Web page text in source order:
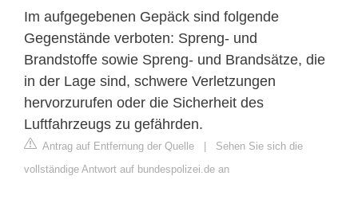
Im aufgegebenen Gepäck sind folgende
Gegenstände verboten: Spreng- und
Brandstoffe sowie Spreng- und Brandsätze, die
in der Lage sind, schwere Verletzungen
hervorzurufen oder die Sicherheit des
Luftfahrzeugs zu gefährden.
Antrag auf Entfernung der Quelle | Sehen Sie sich die
vollständige Antwort auf bundespolizei.de an